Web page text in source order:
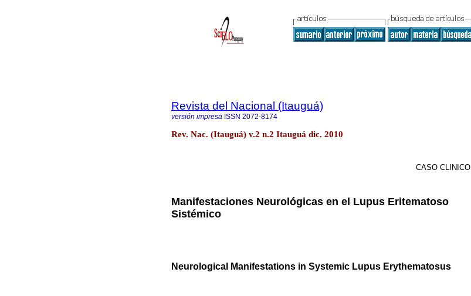
Revista del Nacional (Itauguá)
versión impresa ISSN 2072-8174
Rev. Nac. (Itauguá) v.2 n.2 Itauguá dic. 2010
CASO CLINICO
Manifestaciones Neurológicas en el Lupus Eritematoso
Sistémico
Neurological Manifestations in Systemic Lupus Erythematosus